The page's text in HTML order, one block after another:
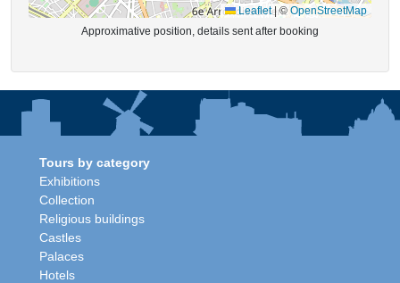
Leaflet |©OpenStreetMap
Approximative position, details sent after booking
Tours by category
Exhibitions
Collection
Religious buildings
Castles
Palaces
Hotels